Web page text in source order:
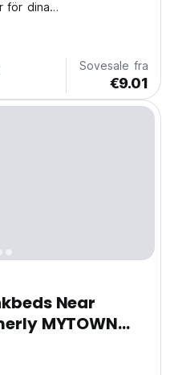
för dina
för kollektivtrafik
Sovesale fra
€9.01
Near
MYTOWN